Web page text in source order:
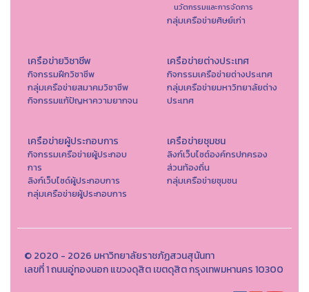
นวัตกรรมและการจัดการ
กลุ่มเครือข่ายศิษย์เก่า
เครือข่ายวิชาชีพ
กิจกรรมฝึกวิชาชีพ
กลุ่มเครือข่ายสมาคมวิชาชีพ
กิจกรรมแก้ปัญหาความยากจน
เครือข่ายต่างประเทศ
กิจกรรมเครือข่ายต่างประเทศ
กลุ่มเครือข่ายมหาวิทยาลัยต่าง
ประเทศ
เครือข่ายผู้ประกอบการ
กิจกรรมเครือข่ายผู้ประกอบ
การ
ลิงก์เว็บไซด์ผู้ประกอบการ
กลุ่มเครือข่ายผู้ประกอบการ
เครือข่ายชุมชน
ลิงก์เว็บไซต์องค์กรปกครอง
ส่วนท้องถิ่น
กลุ่มเครือข่ายชุมชน
© 2020 - 2026 มหาวิทยาลัยราชภัฏสวนสุนันทา
เลขที่ 1 ถนนอู่ทองนอก แขวงดุสิต เขตดุสิต กรุงเทพมหานคร 10300